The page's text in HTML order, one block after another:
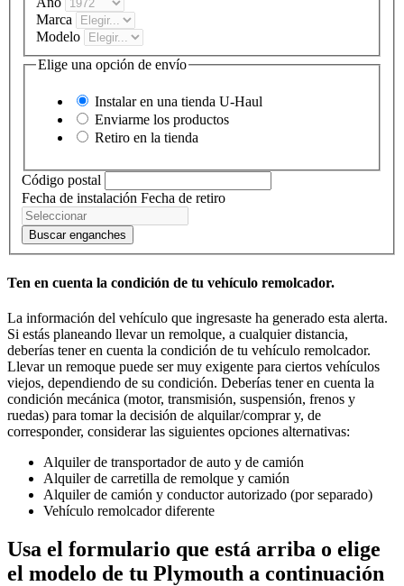
Marca
Modelo
Elige una opción de envío
Instalar en una tienda U-Haul
Enviarme los productos
Retiro en la tienda
Código postal
Fecha de instalación Fecha de retiro
Buscar enganches
Ten en cuenta la condición de tu vehículo remolcador.
La información del vehículo que ingresaste ha generado esta alerta.
Si estás planeando llevar un remolque, a cualquier distancia,
deberías tener en cuenta la condición de tu vehículo remolcador.
Llevar un remoque puede ser muy exigente para ciertos vehículos
viejos, dependiendo de su condición. Deberías tener en cuenta la
condición mecánica (motor, transmisión, suspensión, frenos y
ruedas) para tomar la decisión de alquilar/comprar y, de
corresponder, considerar las siguientes opciones alternativas:
Alquiler de transportador de auto y de camión
Alquiler de carretilla de remolque y camión
Alquiler de camión y conductor autorizado (por separado)
Vehículo remolcador diferente
Usa el formulario que está arriba o elige
el modelo de tu Plymouth a continuación